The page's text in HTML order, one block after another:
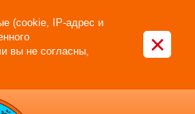
(cookie, IP-адрес и
вы не согласны,
×